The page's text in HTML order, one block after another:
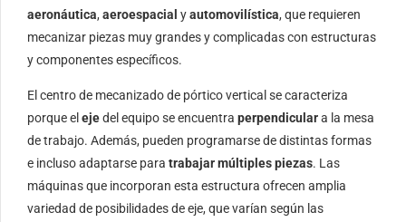
aeronáutica, aeroespacial yautomovilística, que requieren
mecanizar piezas muy grandes y complicadas con estructuras
y componentes específicos.
El centro de mecanizado de pórtico vertical se caracteriza
porque el ejedel equipo se encuentra perpendiculara la mesa
de trabajo. Además, pueden programarse de distintas formas
e incluso adaptarse para trabajar múltiples piezas. Las
máquinas que incorporan esta estructura ofrecen amplia
variedad de posibilidades de eje, que varían según las